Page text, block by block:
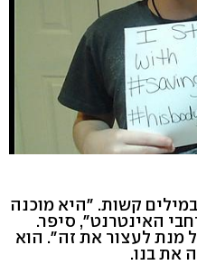
קשות. "היא מוכנה
האינטרנט", סיפר.
לעצור את זה". הוא